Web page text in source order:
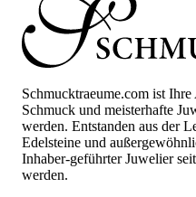
Schmucktraeume.com ist
Schmuck und meisterhafte
werden. Entstanden aus der
Edelsteine und
Inhaber-geführter Juwelier
werden.